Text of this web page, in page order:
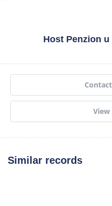
Host Penzion
Similar records